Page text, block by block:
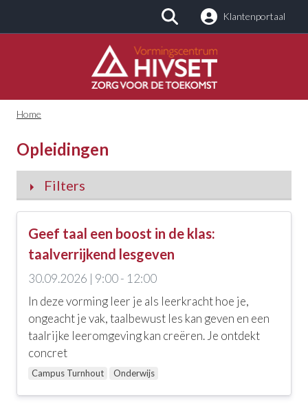
Zoeken Klantenportaal
Home
Opleidingen
Filters
Alle categorieën
Kinderopvang en -zorg
Ethiek, zingeving en religie
Geestelijke gezondheidszorg
Zelfzorg en welbevinden
Communicatie, coaching, loopbaanbegeleiding en
Geef taal een boost in de klas:
taalverrijkend lesgeven
30.09.2026 | 9:00 - 12:00
In deze vorming leer je als leerkracht hoe je,
ongeacht je vak, taalbewust les kan geven en een
taalrijke leeromgeving kan creëren. Je ontdekt
concret
Campus Turnhout Onderwijs